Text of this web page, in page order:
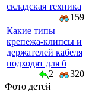
складская техника
159
Какие типы
крепежа-клипсы и
держателей кабеля
подходят для б
2
320
Фото детей